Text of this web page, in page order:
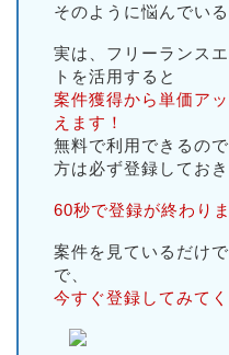
そのように悩んでい
実は、フリーランス
トを活用すると
案件獲得から単価ア
えます！
無料で利用できるの
方は必ず登録しておき
60秒で登録が終わりま
案件を見ているだけ
で、
今すぐ登録してみてく